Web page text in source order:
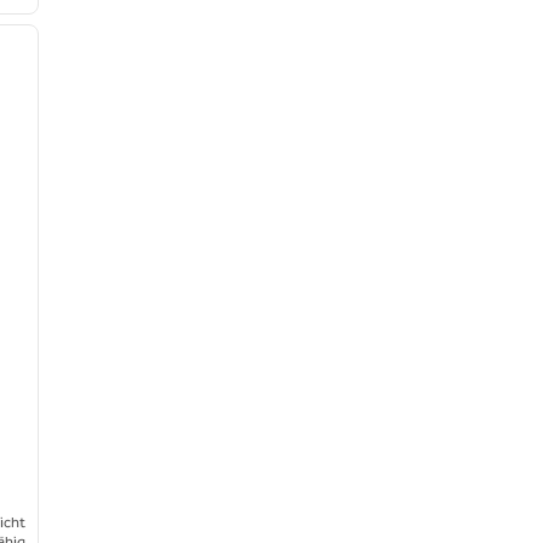
nächstes Bild